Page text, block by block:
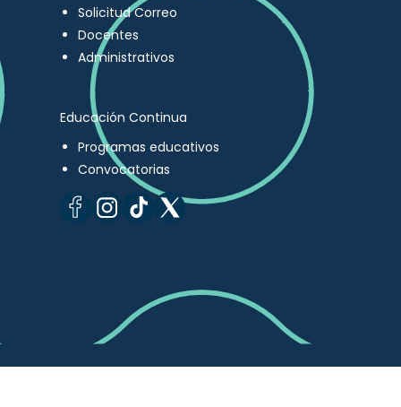
Solicitud Correo
Docentes
Administrativos
Educación Continua
Programas educativos
Convocatorias